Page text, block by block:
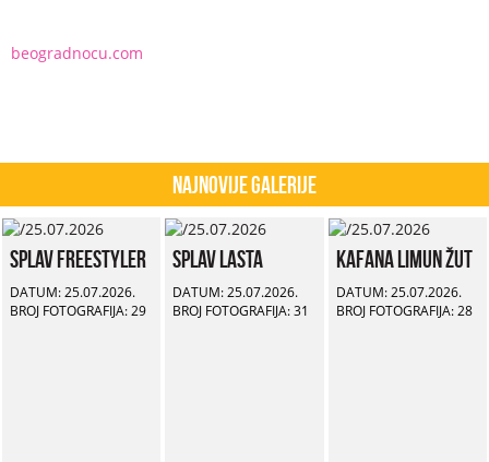
beogradnocu.com
Najnovije Galerije
Splav Freestyler
DATUM: 25.07.2026.
BROJ FOTOGRAFIJA: 29
Splav Lasta
DATUM: 25.07.2026.
BROJ FOTOGRAFIJA: 31
Kafana Limun Žut
DATUM: 25.07.2026.
BROJ FOTOGRAFIJA: 28